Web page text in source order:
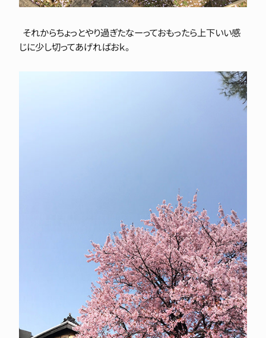
それからちょっとやり過ぎたなーっておもったら上下いい感
じに少し切ってあげればおｋ。